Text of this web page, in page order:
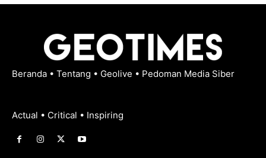
Beranda • Tentang • Geolive • Pedoman Media Siber
Actual • Critical • Inspiring